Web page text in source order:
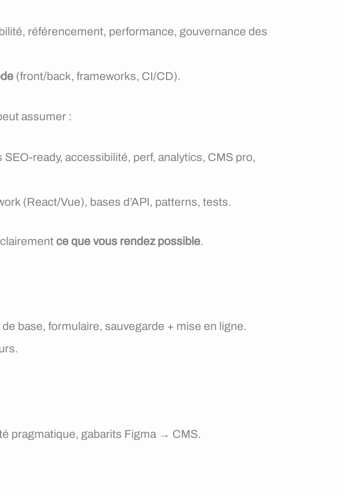
référencement, performance, gouvernance des
(front/back, frameworks, CI/CD).
assumer :
ready, accessibilité, perf, analytics, CMS pro,
(React/Vue), bases d’API, patterns, tests.
ce que vous rendez possible.
base, formulaire, sauvegarde + mise en ligne.
pragmatique, gabarits Figma → CMS.